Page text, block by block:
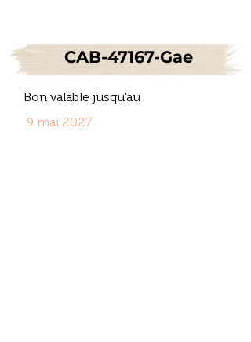
CAB-47167-Gae
Bon valable jusqu'au
9 mai 2027